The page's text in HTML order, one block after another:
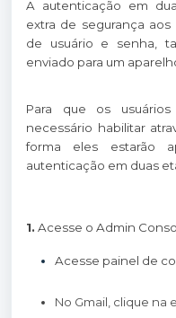
A autenticação em
extra de segurança
de usuário e senha,
enviado para um
Para que os
necessário habilitar
forma eles estarão
autenticação em duas
1. Acesse o Admin
Acesse painel de
No Gmail, clique na